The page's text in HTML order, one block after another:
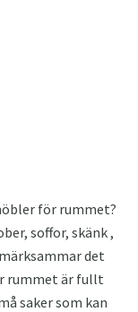
för rummet?
soffor, skänk ,
det
rummet är fullt
saker som kan